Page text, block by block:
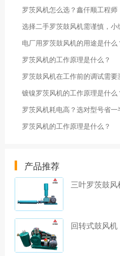
罗茨风机怎么选？鑫仟顺工程
选择二手罗茨鼓风机需谨慎，小
电厂用罗茨鼓风机的用途是什么
罗茨风机的工作原理是什么？
罗茨鼓风机在工作前的调试需要
镀镍罗茨风机的工作原理是什么
罗茨风机耗电高？选对型号省一
罗茨风机的工作原理是什么？
产品推荐
三叶罗茨鼓风
回转式鼓风机